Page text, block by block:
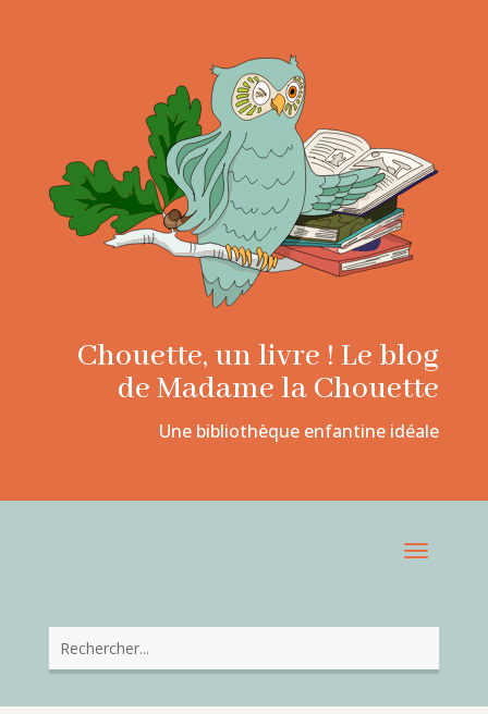
Chouette, un livre ! Le blog
de Madame la Chouette
Une bibliothèque enfantine idéale